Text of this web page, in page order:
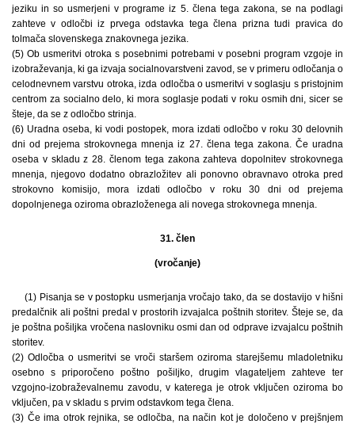
jeziku in so usmerjeni v programe iz 5. člena tega zakona, se na podlagi
zahteve v odločbi iz prvega odstavka tega člena prizna tudi pravica do
tolmača slovenskega znakovnega jezika.
(5) Ob usmeritvi otroka s posebnimi potrebami v posebni program vzgoje in
izobraževanja, ki ga izvaja socialnovarstveni zavod, se v primeru odločanja o
celodnevnem varstvu otroka, izda odločba o usmeritvi v soglasju s pristojnim
centrom za socialno delo, ki mora soglasje podati v roku osmih dni, sicer se
šteje, da se z odločbo strinja.
(6) Uradna oseba, ki vodi postopek, mora izdati odločbo v roku 30 delovnih
dni od prejema strokovnega mnenja iz 27. člena tega zakona. Če uradna
oseba v skladu z 28. členom tega zakona zahteva dopolnitev strokovnega
mnenja, njegovo dodatno obrazložitev ali ponovno obravnavo otroka pred
strokovno komisijo, mora izdati odločbo v roku 30 dni od prejema
dopolnjenega oziroma obrazloženega ali novega strokovnega mnenja.
31. člen
(vročanje)
(1) Pisanja se v postopku usmerjanja vročajo tako, da se dostavijo v hišni
predalčnik ali poštni predal v prostorih izvajalca poštnih storitev. Šteje se, da
je poštna pošiljka vročena naslovniku osmi dan od odprave izvajalcu poštnih
storitev.
(2) Odločba o usmeritvi se vroči staršem oziroma starejšemu mladoletniku
osebno s priporočeno poštno pošiljko, drugim vlagateljem zahteve ter
vzgojno-izobraževalnemu zavodu, v katerega je otrok vključen oziroma bo
vključen, pa v skladu s prvim odstavkom tega člena.
(3) Če ima otrok rejnika, se odločba, na način kot je določeno v prejšnjem